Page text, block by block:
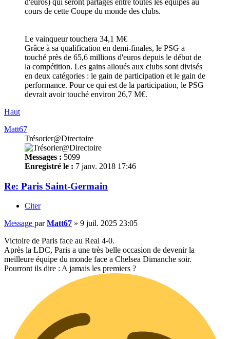
cours de cette Coupe du monde des clubs.
Le vainqueur touchera 34,1 M€
Grâce à sa qualification en demi-finales, le PSG a
touché près de 65,6 millions d'euros depuis le début de
la compétition. Les gains alloués aux clubs sont divisés
en deux catégories : le gain de participation et le gain de
performance. Pour ce qui est de la participation, le PSG
devrait avoir touché environ 26,7 M€.
Haut
Matt67
Trésorier@Directoire
Messages : 5099
Enregistré le : 7 janv. 2018 17:46
Re: Paris Saint-Germain
Citer
Message parMatt67 » 9 juil. 2025 23:05
Victoire de Paris face au Real 4-0.
Après la LDC, Paris a une très belle occasion de devenir la
meilleure équipe du monde face a Chelsea Dimanche soir.
Pourront ils dire : A jamais les premiers ?